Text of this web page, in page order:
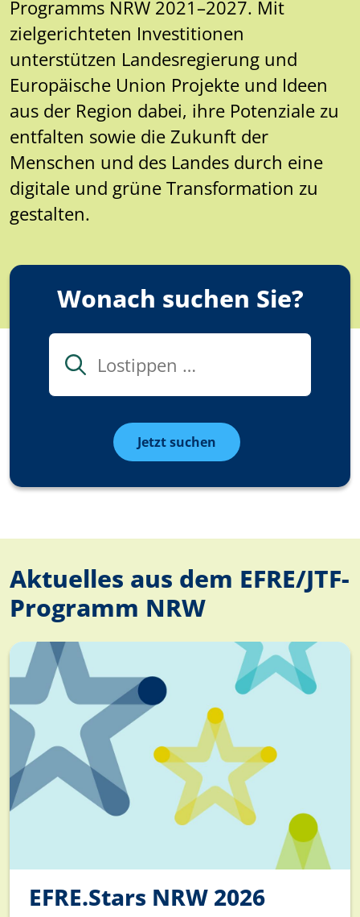
Programms NRW 2021–2027. Mit
zielgerichteten Investitionen
unterstützen Landesregierung und
Europäische Union Projekte und Ideen
aus der Region dabei, ihre Potenziale zu
entfalten sowie die Zukunft der
Menschen und des Landes durch eine
digitale und grüne Transformation zu
gestalten.
Wonach suchen Sie?
Jetzt suchen
Aktuelles aus dem EFRE/JTF-
Programm NRW
EFRE.Stars NRW 2026